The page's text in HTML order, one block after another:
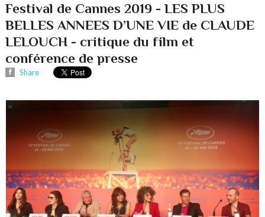
Festival de Cannes 2019 - LES PLUS
BELLES ANNEES D’UNE VIE de CLAUDE
LELOUCH - critique du film et
conférence de presse
Share